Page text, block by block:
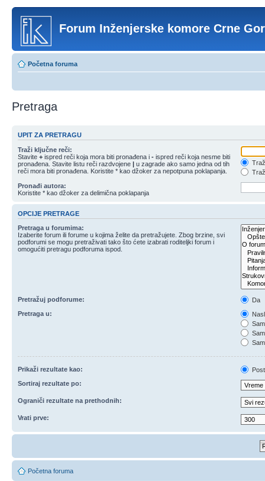
Forum Inženjerske komore Crne
Početna foruma
Pretraga
UPIT ZA PRETRAGU
Traži ključne reči:
Stavite + ispred reči koja mora biti pronađena i - ispred reči koja nesme biti
pronađena. Stavite listu reči razdvojene | u zagrade ako samo jedna od tih
reči mora biti pronađena. Koristite * kao džoker za nepotpuna poklapanja.
Pronađi autora:
Koristite * kao džoker za delimična poklapanja
OPCIJE PRETRAGE
Pretraga u forumima:
Izaberite forum ili forume u kojima želite da pretražujete. Zbog brzine, svi
podforumi se mogu pretraživati tako što ćete izabrati roditeljki forum i
omogućiti pretragu podforuma ispod.
Pretražuj podforume:
Da
Pretraga u:
Prikaži rezultate kao:
Sortiraj rezultate po:
Ograniči rezultate na prethodnih:
Vrati prve:
Početna foruma